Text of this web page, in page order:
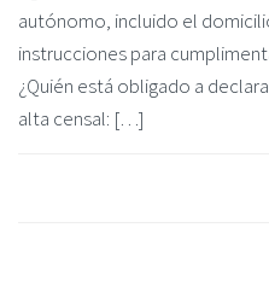
autónomo, incluido el
instrucciones para
¿Quién está obligado a
alta censal: […]